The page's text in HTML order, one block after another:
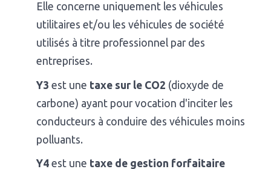
Elle concerne uniquement les véhicules
utilitaires et/ou les véhicules de société
utilisés à titre professionnel par des
entreprises.
Y3 est une taxe sur le CO2 (dioxyde de
carbone) ayant pour vocation d'inciter les
conducteurs à conduire des véhicules moins
polluants.
Y4 est une taxe de gestion forfaitaire